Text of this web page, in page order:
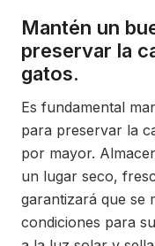
Mantén un
preservar la
gatos.
Es fundamental
para preservar la
por mayor.
un lugar seco,
garantizará que se
condiciones para